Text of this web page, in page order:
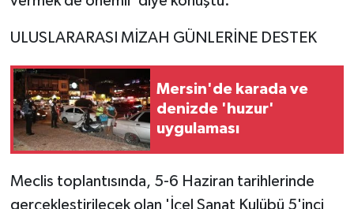
ULUSLARARASI MİZAH GÜNLERİNE DESTEK
Mersin'de karada ve
denizde 'huzur'
uygulaması
Meclis toplantısında, 5-6 Haziran tarihlerinde
gerçekleştirilecek olan 'İçel Sanat Kulübü 5'inci